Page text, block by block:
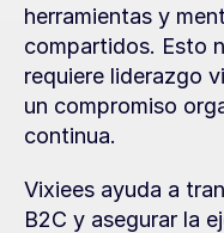
herramientas y
compartidos. Esto
requiere liderazgo
un compromiso
continua.
Vixiees ayuda a
B2C y asegurar la